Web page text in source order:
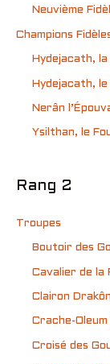
Neuvième
Champions
Hydejacath,
Hydejacath,
Nerân
Ysilthan, le
Rang 2
Troupes
Boutoir des
Cavalier de la
Clairon
Crache-Oleum
Croisé des